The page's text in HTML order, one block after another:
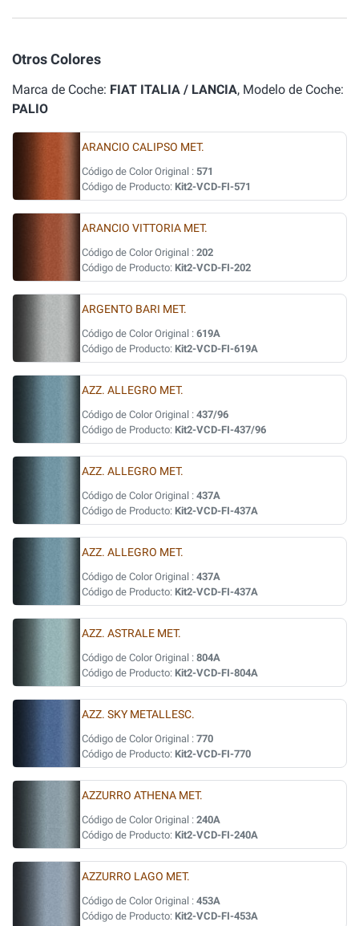
Otros Colores
Marca de Coche: FIAT ITALIA / LANCIA, Modelo de Coche:
PALIO
ARANCIO CALIPSO MET.
Código de Color Original : 571
Código de Producto: Kit2-VCD-FI-571
ARANCIO VITTORIA MET.
Código de Color Original : 202
Código de Producto: Kit2-VCD-FI-202
ARGENTO BARI MET.
Código de Color Original : 619A
Código de Producto: Kit2-VCD-FI-619A
AZZ. ALLEGRO MET.
Código de Color Original : 437/96
Código de Producto: Kit2-VCD-FI-437/96
AZZ. ALLEGRO MET.
Código de Color Original : 437A
Código de Producto: Kit2-VCD-FI-437A
AZZ. ALLEGRO MET.
Código de Color Original : 437A
Código de Producto: Kit2-VCD-FI-437A
AZZ. ASTRALE MET.
Código de Color Original : 804A
Código de Producto: Kit2-VCD-FI-804A
AZZ. SKY METALLESC.
Código de Color Original : 770
Código de Producto: Kit2-VCD-FI-770
AZZURRO ATHENA MET.
Código de Color Original : 240A
Código de Producto: Kit2-VCD-FI-240A
AZZURRO LAGO MET.
Código de Color Original : 453A
Código de Producto: Kit2-VCD-FI-453A